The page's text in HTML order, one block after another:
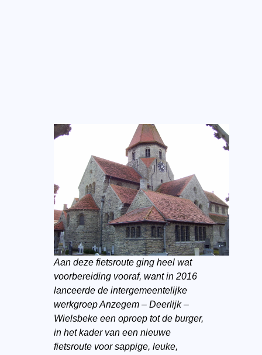
Aan deze fietsroute ging heel wat
voorbereiding vooraf, want in 2016
lanceerde de intergemeentelijke
werkgroep Anzegem – Deerlijk –
Wielsbeke een oproep tot de burger,
in het kader van een nieuwe
fietsroute voor sappige, leuke,